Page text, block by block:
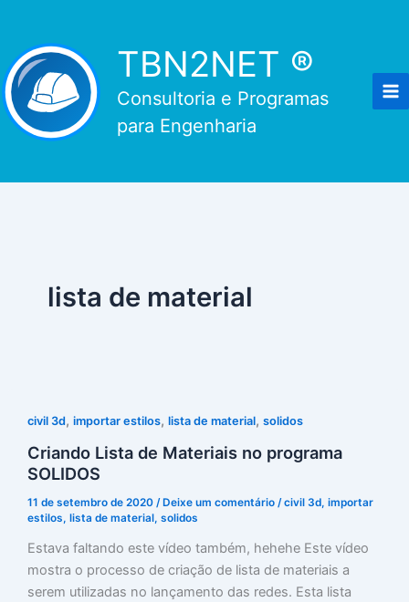
conteúdo
TBN2NET ®
Consultoria e Programas
para Engenharia
lista de material
civil 3d, importar estilos, lista de material, solidos
Criando Lista de Materiais no programa
SOLIDOS
11 de setembro de 2020 / Deixe um comentário /civil 3d, importar
estilos, lista de material, solidos
Estava faltando este vídeo também, hehehe Este vídeo
mostra o processo de criação de lista de materiais a
serem utilizadas no lançamento das redes. Esta lista